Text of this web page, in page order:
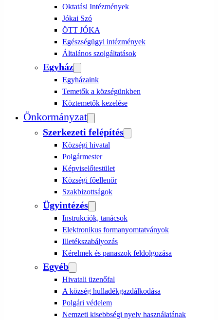
Oktatási Intézmények
Jókai Szó
ÖTT JÓKA
Egészségügyi intézmények
Általános szolgáltatások
Egyház
Egyházaink
Temetők a községünkben
Köztemetők kezelése
Önkormányzat
Szerkezeti felépítés
Községi hivatal
Polgármester
Képviselőtestület
Községi főellenőr
Szakbizottságok
Ügyintézés
Instrukciók, tanácsok
Elektronikus formanyomtatványok
Illetékszabályozás
Kérelmek és panaszok feldolgozása
Egyéb
Hivatali üzenőfal
A község hulladékgazdálkodása
Polgári védelem
Nemzeti kisebbségi nyelv használatának